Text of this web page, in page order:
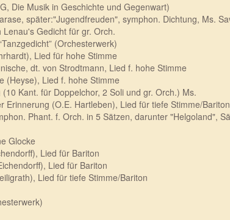
Die Musik in Geschichte und Gegenwart)
später:"Jugendfreuden", symphon. Dichtung, Ms.
Lenau's Gedicht für gr. Orch.
(Orchesterwerk)
Lied für hohe Stimme
dt. von Strodtmann, Lied f. hohe Stimme
(Heyse), Lied f. hohe Stimme
(10 Kant. für Doppelchor, 2 Soli und gr. Orch.) Ms.
Erinnerung (O.E. Hartleben), Lied für tiefe Stimme/Bariton
Phant. f. Orch. in 5 Sätzen, darunter "Helgoland",
Glocke
Lied für Bariton
Lied für Bariton
Lied für tiefe Stimme/Bariton